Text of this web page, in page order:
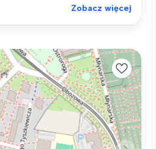
Zobacz więcej